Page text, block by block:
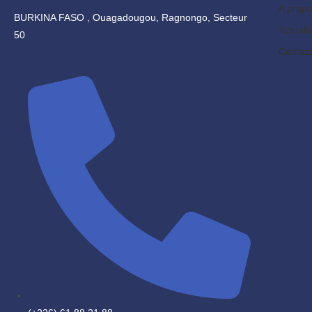
BURKINA FASO , Ouagadougou, Ragnongo, Secteur
50
A
Contact